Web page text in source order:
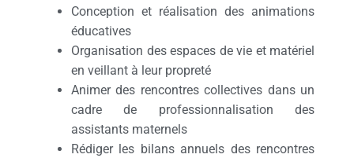
Conception et réalisation des animations
éducatives
Organisation des espaces de vie et matériel
en veillant à leur propreté
Animer des rencontres collectives dans un
cadre de professionnalisation des
assistants maternels
Rédiger les bilans annuels des rencontres